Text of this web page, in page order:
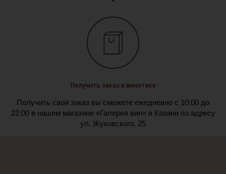
Получить заказ в винотеке
Получить свой заказ вы сможете ежедневно с 10:00 до
22:00 в нашем магазине «Галерея вин» в Казани по адресу
ул. Жуковского, 25